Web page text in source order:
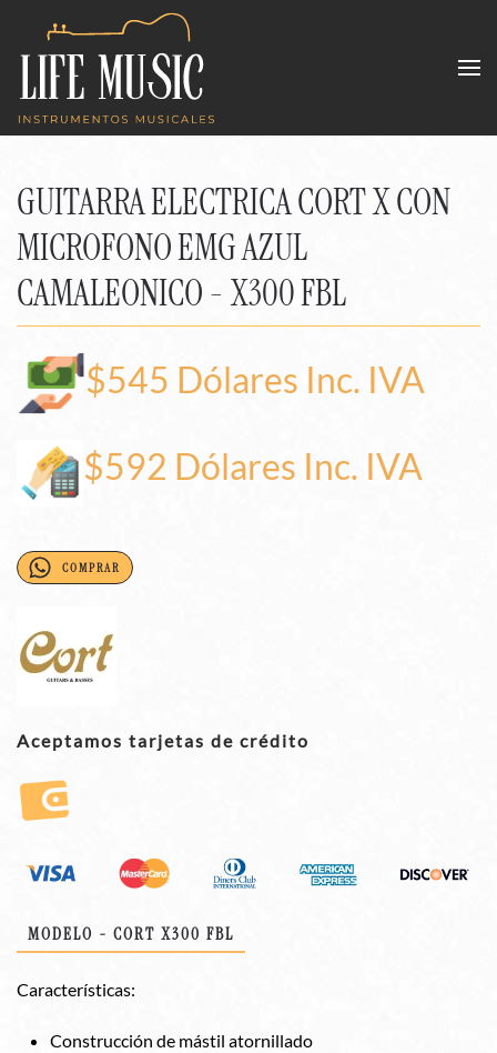
Skip to main content
GUITARRA ELECTRICA CORT X CON
MICROFONO EMG AZUL
CAMALEONICO - X300 FBL
$545 Dólares Inc. IVA
$592 Dólares Inc. IVA
COMPRAR
Aceptamos tarjetas de crédito
MODELO - CORT X300 FBL
Características:
Construcción de mástil atornillado